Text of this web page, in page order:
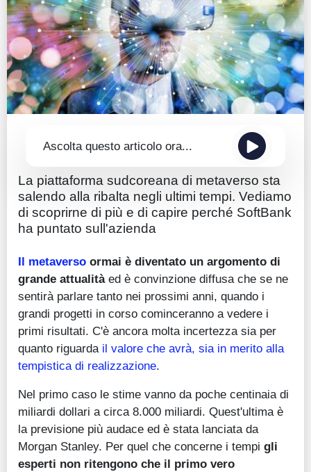
Ascolta questo articolo ora...
La piattaforma sudcoreana di metaverso sta
salendo alla ribalta negli ultimi tempi. Vediamo
di scoprirne di più e di capire perché SoftBank
ha puntato sull'azienda
Il metaverso ormai è diventato un argomento di
grande attualitàed è convinzione diffusa che se ne
sentirà parlare tanto nei prossimi anni, quando i
grandi progetti in corso cominceranno a vedere i
primi risultati. C'è ancora molta incertezza sia per
quanto riguarda il valore che avrà, sia in merito alla
tempistica di realizzazione.
Nel primo caso le stime vanno da poche centinaia di
miliardi dollari a circa 8.000 miliardi. Quest'ultima è
la previsione più audace ed è stata lanciata da
Morgan Stanley. Per quel che concerne i tempi gli
esperti non ritengono che il primo vero